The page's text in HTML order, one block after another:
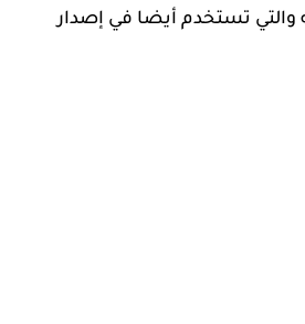
والتي تستخدم أيضا في إصدار